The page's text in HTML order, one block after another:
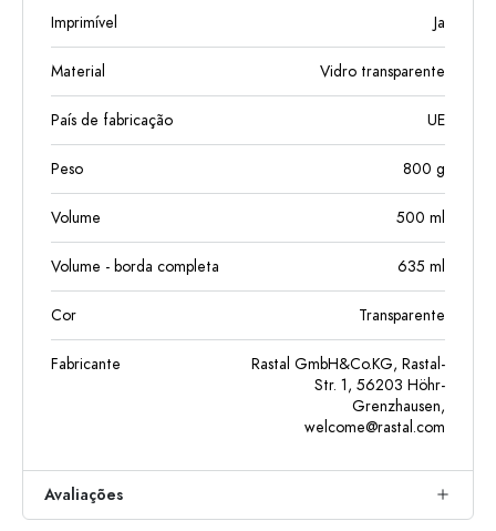
Imprimível Ja
Material Vidro transparente
País de fabricação UE
Peso 800 g
Volume 500 ml
Volume - borda completa 635 ml
Cor Transparente
Fabricante
Rastal GmbH&Co.KG, Rastal-
Str. 1, 56203 Höhr-
Grenzhausen,
welcome@rastal.com
Avaliações